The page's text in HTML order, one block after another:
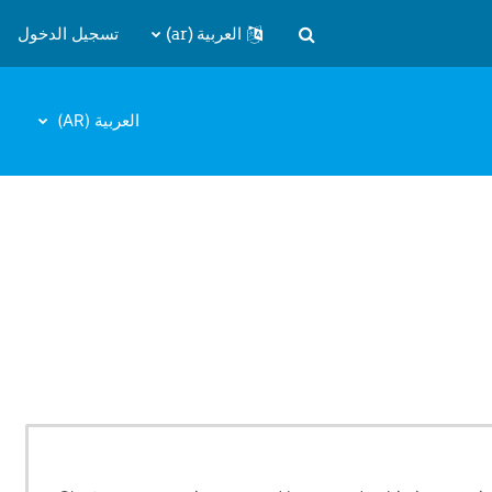
تبديل إدخال البحث
العربية ‎(ar)‎ تسجيل الدخول
العربية ‎(AR)‎